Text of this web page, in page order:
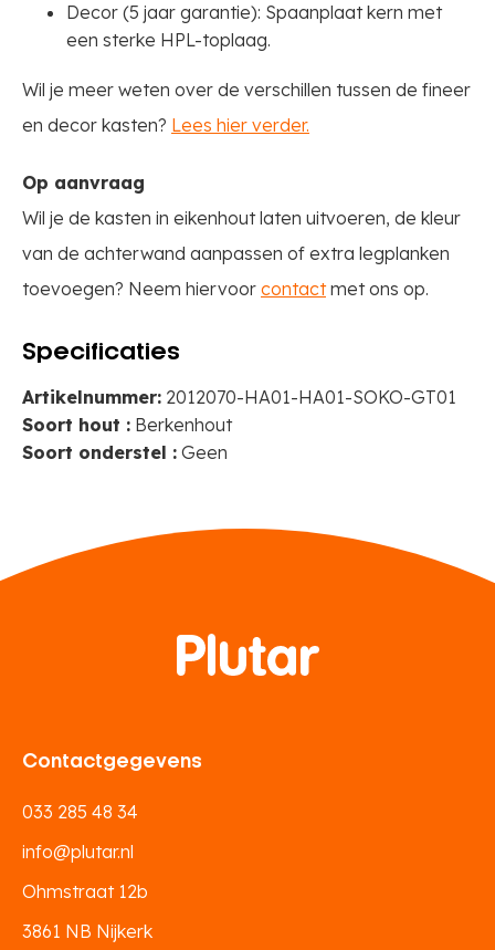
Decor (5 jaar garantie): Spaanplaat kern met
een sterke HPL-toplaag.
Wil je meer weten over de verschillen tussen de fineer
en decor kasten? Lees hier verder.
Op aanvraag
Wil je de kasten in eikenhout laten uitvoeren, de kleur
van de achterwand aanpassen of extra legplanken
toevoegen? Neem hiervoor contactmet ons op.
Specificaties
Artikelnummer: 2012070-HA01-HA01-SOKO-GT01
Soort hout : Berkenhout
Soort onderstel : Geen
Contactgegevens
033 285 48 34
info@plutar.nl
Ohmstraat 12b
3861 NB Nijkerk